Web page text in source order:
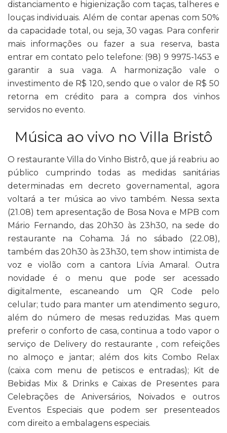
distanciamento e higienização com taças, talheres e
louças individuais. Além de contar apenas com 50%
da capacidade total, ou seja, 30 vagas. Para conferir
mais informações ou fazer a sua reserva, basta
entrar em contato pelo telefone: (98) 9 9975-1453 e
garantir a sua vaga. A harmonização vale o
investimento de R$ 120, sendo que o valor de R$ 50
retorna em crédito para a compra dos vinhos
servidos no evento.
Música ao vivo no Villa Bristô
O restaurante Villa do Vinho Bistrô, que já reabriu ao
público cumprindo todas as medidas sanitárias
determinadas em decreto governamental, agora
voltará a ter música ao vivo também. Nessa sexta
(21.08) tem apresentação de Bosa Nova e MPB com
Mário Fernando, das 20h30 às 23h30, na sede do
restaurante na Cohama. Já no sábado (22.08),
também das 20h30 às 23h30, tem show intimista de
voz e violão com a cantora Lívia Amaral. Outra
novidade é o menu que pode ser acessado
digitalmente, escaneando um QR Code pelo
celular; tudo para manter um atendimento seguro,
além do número de mesas reduzidas. Mas quem
preferir o conforto de casa, continua a todo vapor o
serviço de Delivery do restaurante , com refeições
no almoço e jantar; além dos kits Combo Relax
(caixa com menu de petiscos e entradas); Kit de
Bebidas Mix & Drinks e Caixas de Presentes para
Celebrações de Aniversários, Noivados e outros
Eventos Especiais que podem ser presenteados
com direito a embalagens especiais.